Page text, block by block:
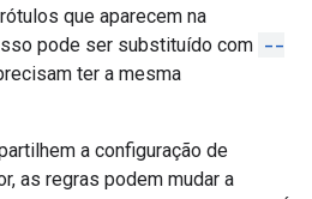
que aparecem na
pode ser substituído com --
ter a mesma
a configuração de
as regras podem mudar a